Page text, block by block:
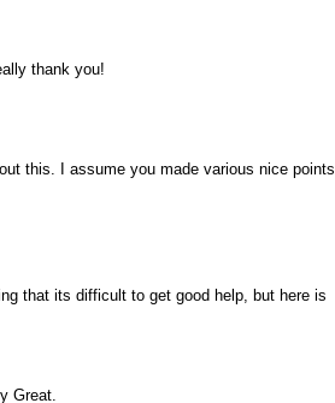
thank you!
this. I assume you made various nice points
that its difficult to get good help, but here is
Great.